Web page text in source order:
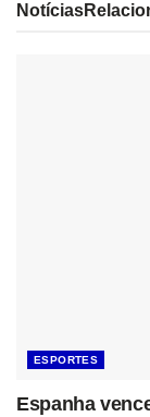
Notícias
ESPORTES
Espanha